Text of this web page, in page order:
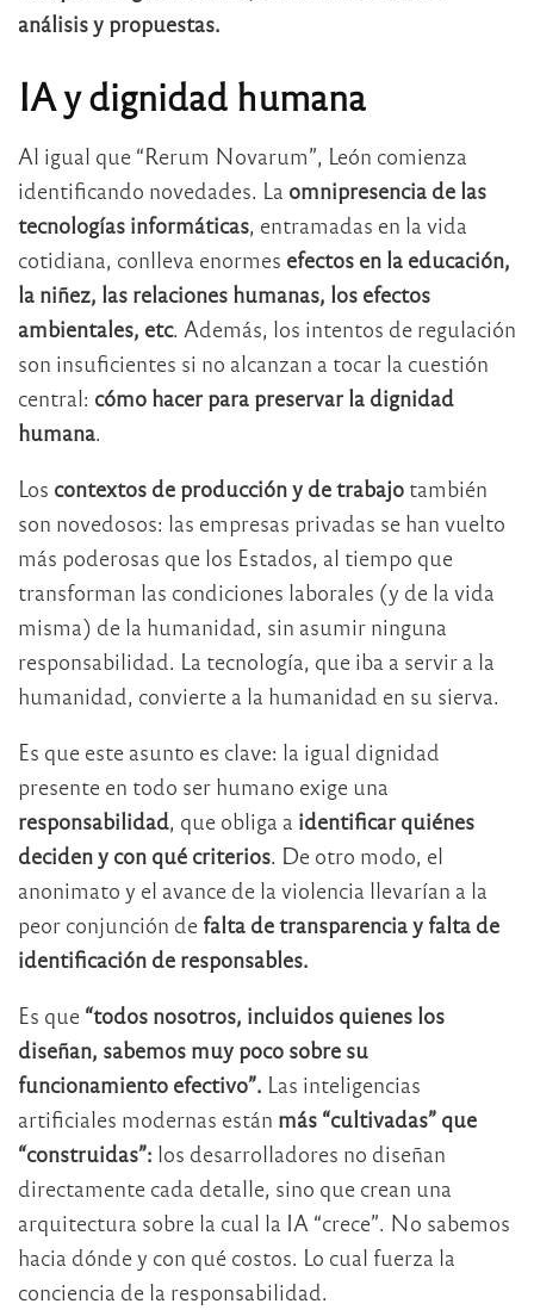
análisis y propuestas.
IA y dignidad humana
Al igual que “Rerum Novarum”, León comienza
identificando novedades. La omnipresencia de las
tecnologías informáticas, entramadas en la vida
cotidiana, conlleva enormes efectos en la educación,
la niñez, las relaciones humanas, los efectos
ambientales, etc. Además, los intentos de regulación
son insuficientes si no alcanzan a tocar la cuestión
central: cómo hacer para preservar la dignidad
humana.
Los contextos de producción y de trabajo también
son novedosos: las empresas privadas se han vuelto
más poderosas que los Estados, al tiempo que
transforman las condiciones laborales (y de la vida
misma) de la humanidad, sin asumir ninguna
responsabilidad. La tecnología, que iba a servir a la
humanidad, convierte a la humanidad en su sierva.
Es que este asunto es clave: la igual dignidad
presente en todo ser humano exige una
responsabilidad, que obliga a identificar quiénes
deciden y con qué criterios. De otro modo, el
anonimato y el avance de la violencia llevarían a la
peor conjunción de falta de transparencia y falta de
identificación de responsables.
Es que “todos nosotros, incluidos quienes los
diseñan, sabemos muy poco sobre su
funcionamiento efectivo”. Las inteligencias
artificiales modernas están más “cultivadas” que
“construidas”: los desarrolladores no diseñan
directamente cada detalle, sino que crean una
arquitectura sobre la cual la IA “crece”. No sabemos
hacia dónde y con qué costos. Lo cual fuerza la
conciencia de la responsabilidad.